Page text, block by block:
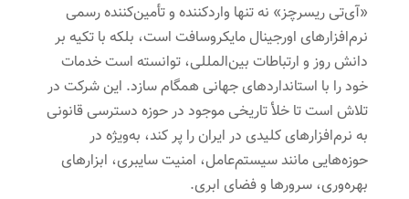
«آی‌تی ریسرچز» نه تنها واردکننده و تأمین‌کننده رسمی
نرم‌افزارهای اورجینال مایکروسافت است، بلکه با تکیه بر
دانش روز و ارتباطات بین‌المللی، توانسته است خدمات
خود را با استانداردهای جهانی همگام سازد. این شرکت در
تلاش است تا خلأ تاریخی موجود در حوزه دسترسی قانونی
به نرم‌افزارهای کلیدی در ایران را پر کند، به‌ویژه در
حوزه‌هایی مانند سیستم‌عامل، امنیت سایبری، ابزارهای
بهره‌وری، سرورها و فضای ابری.